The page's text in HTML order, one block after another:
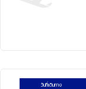
วันที่เดินทาง